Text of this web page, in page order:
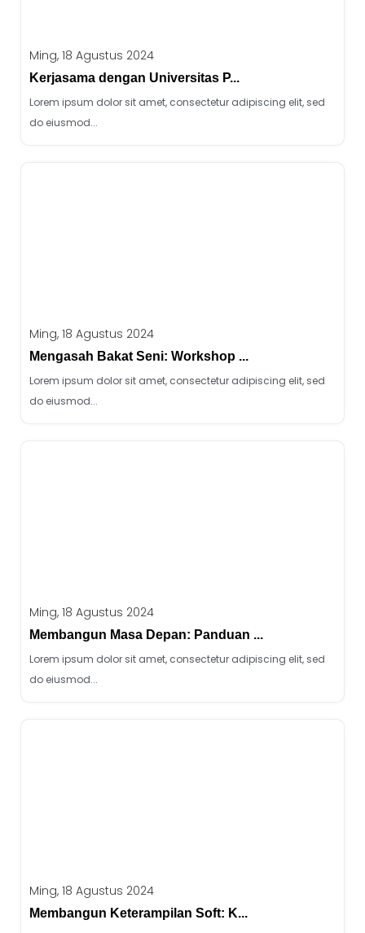
Ming, 18 Agustus 2024
Kerjasama dengan Universitas P...
Lorem ipsum dolor sit amet, consectetur adipiscing elit, sed
do eiusmod...
Ming, 18 Agustus 2024
Mengasah Bakat Seni: Workshop ...
Lorem ipsum dolor sit amet, consectetur adipiscing elit, sed
do eiusmod...
Ming, 18 Agustus 2024
Membangun Masa Depan: Panduan ...
Lorem ipsum dolor sit amet, consectetur adipiscing elit, sed
do eiusmod...
Ming, 18 Agustus 2024
Membangun Keterampilan Soft: K...